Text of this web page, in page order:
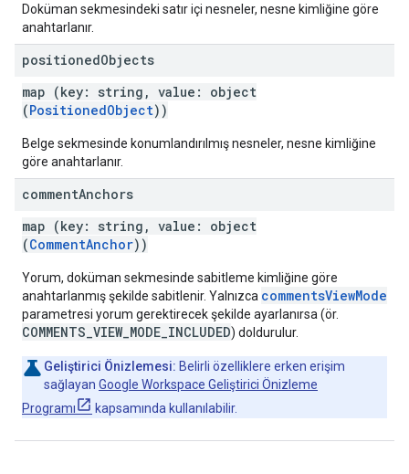
Doküman sekmesindeki satır içi nesneler, nesne kimliğine göre
anahtarlanır.
positionedObjects
map (key: string, value: object
(PositionedObject))
Belge sekmesinde konumlandırılmış nesneler, nesne kimliğine
göre anahtarlanır.
commentAnchors
map (key: string, value: object
(CommentAnchor))
Yorum, doküman sekmesinde sabitleme kimliğine göre
anahtarlanmış şekilde sabitlenir. Yalnızca commentsViewMode
parametresi yorum gerektirecek şekilde ayarlanırsa (ör.
COMMENTS_VIEW_MODE_INCLUDED) doldurulur.
Geliştirici Önizlemesi: Belirli özelliklere erken erişim
sağlayan Google Workspace Geliştirici Önizleme
Programı
kapsamında kullanılabilir.